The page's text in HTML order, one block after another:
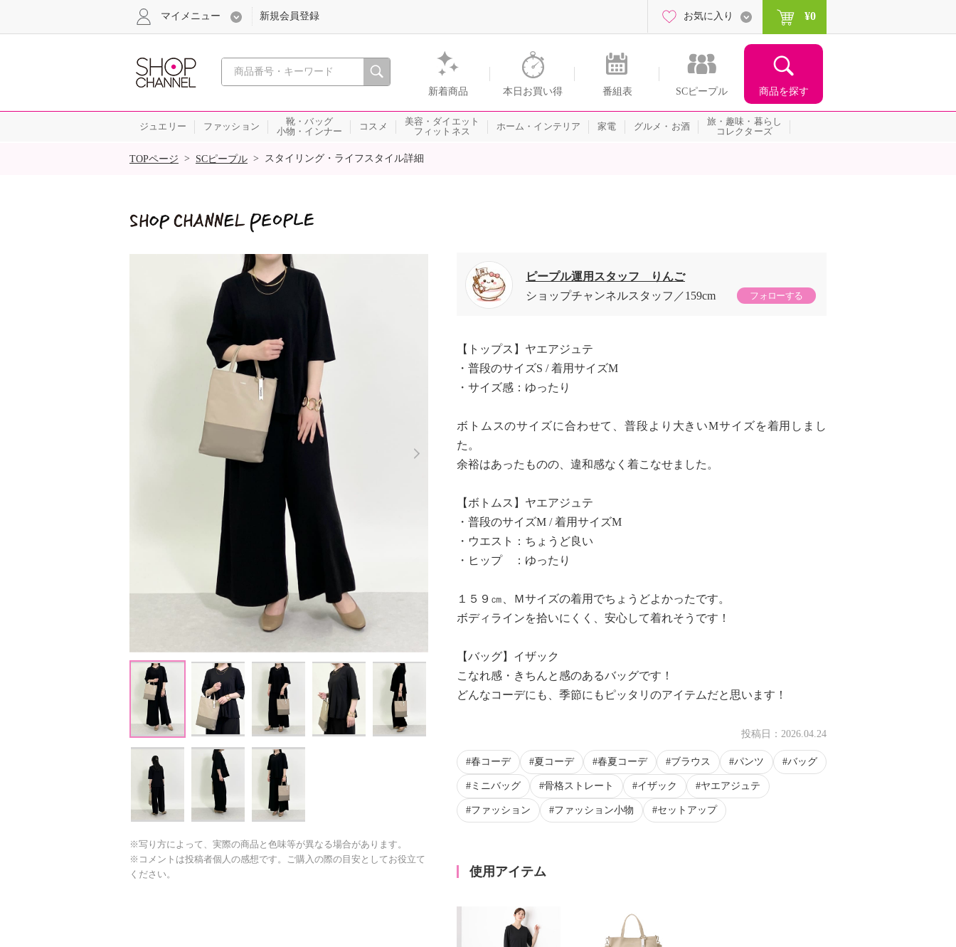
心おどる、瞬間を。通販・テレビショッピングのショップチャンネル
新着商品 本日お買い得 番組表 SCピープル 商品を探す
マイメニュー 新規会員登録 お気に入り ¥0
ジュエリー ファッション
靴・バッグ
小物・インナー
コスメ
美容・ダイエット
フィットネス
ホーム・インテリア 家電 グルメ・お酒
旅・趣味・暮らし
コレクターズ
SALE
TOPページ > SCピープル > スタイリング・ライフスタイル詳細
※写り方によって、実際の商品と色味等が異なる場合があります。
※コメントは投稿者個人の感想です。ご購入の際の目安としてお役立て
ください。
ピープル運用スタッフ りんご
ショップチャンネルスタッフ
159cm フォローする
【トップス】ヤエアジュテ
・普段のサイズS / 着用サイズM
・サイズ感：ゆったり
ボトムスのサイズに合わせて、普段より大きいMサイズを着用しまし
た。
余裕はあったものの、違和感なく着こなせました。
【ボトムス】ヤエアジュテ
・普段のサイズM / 着用サイズM
・ウエスト：ちょうど良い
・ヒップ ：ゆったり
１５９㎝、Ｍサイズの着用でちょうどよかったです。
ボディラインを拾いにくく、安心して着れそうです！
【バッグ】イザック
こなれ感・きちんと感のあるバッグです！
どんなコーデにも、季節にもピッタリのアイテムだと思います！
投稿日： 2026.04.24
春コーデ 夏コーデ 春夏コーデ ブラウス パンツ バッグ
ミニバッグ 骨格ストレート イザック ヤエアジュテ
ファッション ファッション小物 セットアップ
使用アイテム